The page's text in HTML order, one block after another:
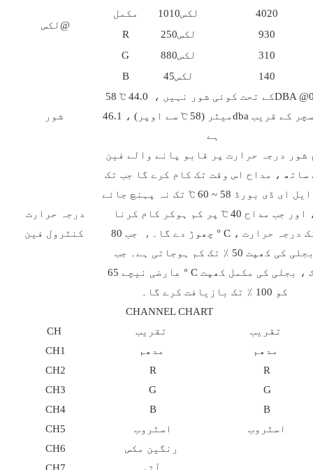
لکس@
مکمل لکس1010
4020
R
لکس250
930
G
لکس880
310
B
لکس45 140
58 ℃ کے تحت کوئی شور نہیں ، 44.0DBA @0.5
میٹر (58 ℃ سے اوپر) ، 46.1dba فکسچر کے قریب
درجہ حرارت
شور درجہ حرارت پر قابو پانے والے فین
ساتھ ، مداح اس وقت تک کام کرے گا جب تک
کہ ایل ای ڈی بورڈ 58 ~ 60 ℃ تک نہ پہنچ جائے
، اور جب مداح 40 ℃ پر کم ہوکر کام کرنا
چھوڑ دے گا۔ , جب 80 ° C تک درجہ حرارت ،
بجلی کی کھپت 50 ٪ تک کم ہوجاتی ہے۔ جب
عارضی نیچے 65 ° C تک ، بجلی کی مکمل کھپت
کو 100 ٪ تک بازیافت کرے گا۔
CHANNEL CHART
CH
CH1
CH2
R
R
CH3
G
G
CH4
B
B
CH5
اسٹروب
اسٹروب
CH6